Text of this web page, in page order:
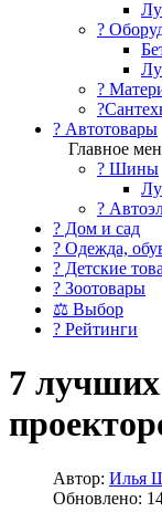
?️
?
? Автотовары
Главное
? Шины
?
? Дом и сад
? Одежда,
? Детские
? Зоотовары
⚖ Выбор
? Рейтинги
7
Автор: Илья
Обновлено: